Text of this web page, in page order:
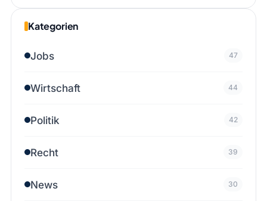
Kategorien
Jobs 47
Wirtschaft 44
Politik 42
Recht 39
News 30